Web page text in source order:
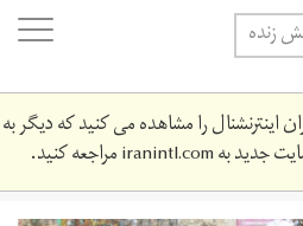
زنده
را مشاهده می کنید که دیگر به
جدید بهiranintl.comمراجعه کنید.